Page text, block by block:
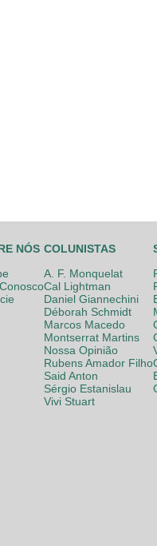
NÓS COLUNISTAS
A. F. Monquelat
Cal Lightman
Daniel Giannechini
Déborah Schmidt
Marcos Macedo
Montserrat Martins
Nossa Opinião
Rubens Amador Filho
Said Anton
Sérgio Estanislau
Vivi Stuart